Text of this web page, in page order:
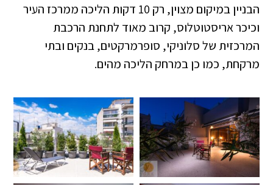
הבניין במיקום מצוין, רק 10 דקות הליכה ממרכז העיר
וכיכר אריסטוטלוס, קרוב מאוד לתחנת הרכבת
המרכזית של סלוניקי, סופרמרקטים, בנקים ובתי
מרקחת, כמו כן במרחק הליכה מהים.